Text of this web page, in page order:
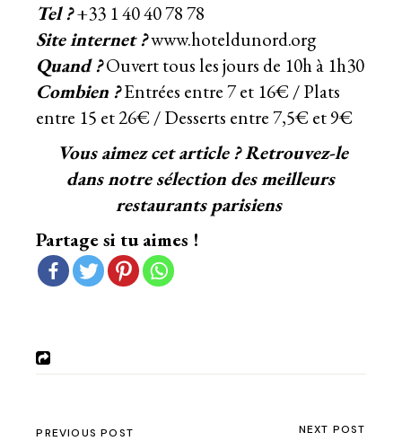
Tel ?+33 1 40 40 78 78
Site internet ?www.hoteldunord.org
Quand ?Ouvert tous les jours de 10h à 1h30
Combien ?Entrées entre 7 et 16€ / Plats
entre 15 et 26€ / Desserts entre 7,5€ et 9€
Vous aimez cet article ? Retrouvez-le
dansnotre sélection des meilleurs
restaurants parisiens
Partage si tu aimes !
PREVIOUS POST NEXT POST